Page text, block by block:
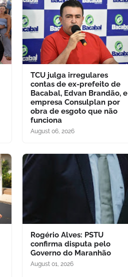
TCU julga irregulares
contas de ex-prefeito de
Bacabal, Edvan Brandão, e
empresa Consulplan por
obra de esgoto que não
funciona
August 06, 2026
Rogério Alves: PSTU
confirma disputa pelo
Governo do Maranhão
August 01, 2026